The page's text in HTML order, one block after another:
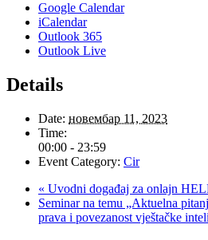
Google Calendar
iCalendar
Outlook 365
Outlook Live
Details
Date: новембар 11, 2023
Time:
00:00 - 23:59
Event Category: Cir
« Uvodni događaj za onlajn
Seminar na temu „Aktuelna
prava i povezanost vještačke